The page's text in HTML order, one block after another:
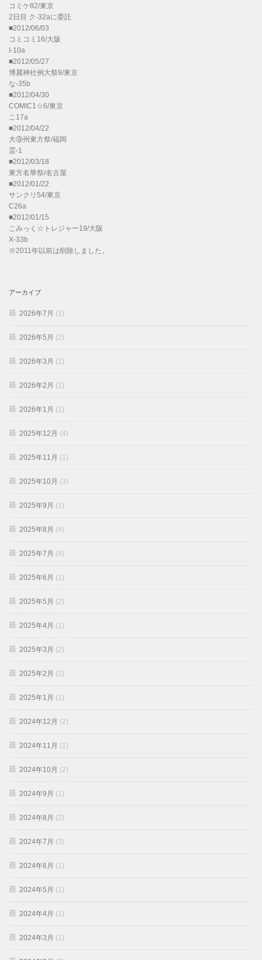
コミケ82/東京
2日目 ク-32aに委託
■2012/06/03
コミコミ16/大阪
I-10a
■2012/05/27
博麗神社例大祭9/東京
な-35b
■2012/04/30
COMIC1☆6/東京
こ17a
■2012/04/22
大⑨州東方祭/福岡
霊-1
■2012/03/18
東方名華祭/名古屋
■2012/01/22
サンクリ54/東京
C26a
■2012/01/15
こみっく☆トレジャー19/大阪
X-33b
※2011年以前は削除しました。
アーカイブ
2026年7月 (1)
2026年5月 (2)
2026年3月 (1)
2026年2月 (1)
2026年1月 (1)
2025年12月 (4)
2025年11月 (1)
2025年10月 (3)
2025年9月 (1)
2025年8月 (4)
2025年7月 (4)
2025年6月 (1)
2025年5月 (2)
2025年4月 (1)
2025年3月 (2)
2025年2月 (2)
2025年1月 (1)
2024年12月 (2)
2024年11月 (1)
2024年10月 (2)
2024年9月 (1)
2024年8月 (2)
2024年7月 (3)
2024年6月 (1)
2024年5月 (1)
2024年4月 (1)
2024年3月 (1)